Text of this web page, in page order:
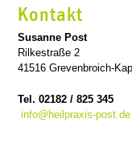
Kontakt
Susanne Post
Rilkestraße 2
41516 Grevenbroich-
Tel. 02182 / 825 345
info@heilpraxis-post.de